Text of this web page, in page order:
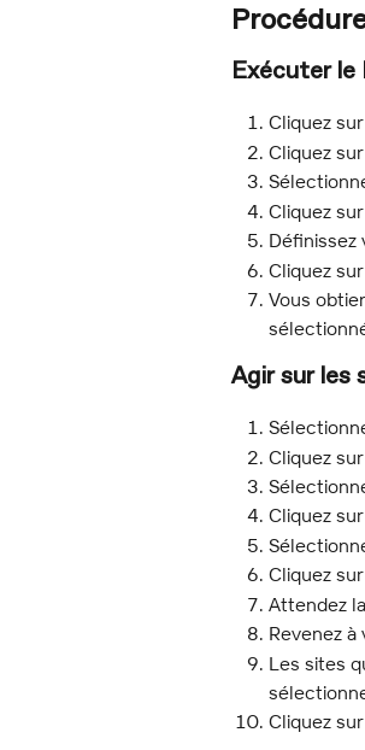
Exécuter le
Cliquez sur
Cliquez sur
Cliquez sur
Définissez
Cliquez sur
Vous
Agir sur les
Cliquez sur
Cliquez sur
Cliquez sur
Attendez
Revenez
Les sites
Cliquez sur